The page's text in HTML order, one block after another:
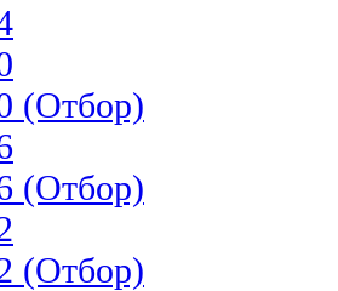
(Отбор)
(Отбор)
(Отбор)